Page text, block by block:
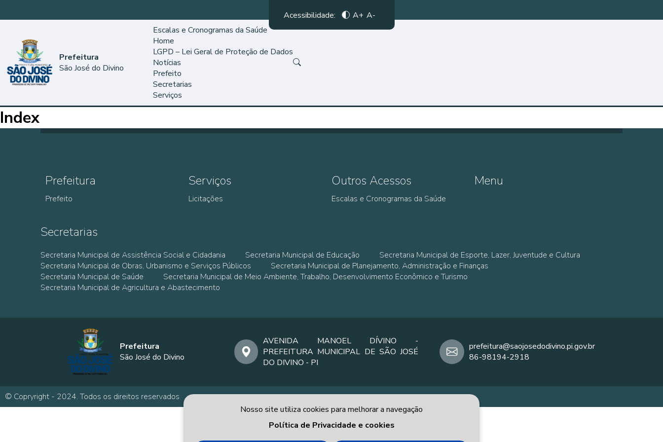
Acessibilidade: A+ A-
Prefeitura
São José do Divino
Escalas e Cronogramas da Saúde
Home
LGPD – Lei Geral de Proteção de Dados
Notícias
Prefeito
Secretarias
Serviços
Index
Prefeitura
Prefeito
Serviços
Licitações
Outros Acessos
Escalas e Cronogramas da Saúde
Menu
Secretarias
Secretaria Municipal de Assistência Social e Cidadania Secretaria Municipal de Educação
Secretaria Municipal de Esporte, Lazer, Juventude e Cultura
Secretaria Municipal de Obras, Urbanismo e Serviços Públicos
Secretaria Municipal de Planejamento, Administração e Finanças
Secretaria Municipal de Saúde
Secretaria Municipal de Meio Ambiente, Trabalho, Desenvolvimento Econômico e Turismo
Secretaria Municipal de Agricultura e Abastecimento
Prefeitura
São José do Divino
AVENIDA MANOEL DÍVINO -
PREFEITURA MUNICIPAL DE SÃO JOSÉ
DO DIVINO - PI
prefeitura@saojosedodivino.pi.gov.br
86-98194-2918
© Copryright - 2024. Todos os direitos reservados
Nosso site utiliza cookies para melhorar a navegação
Política de Privacidade e cookies